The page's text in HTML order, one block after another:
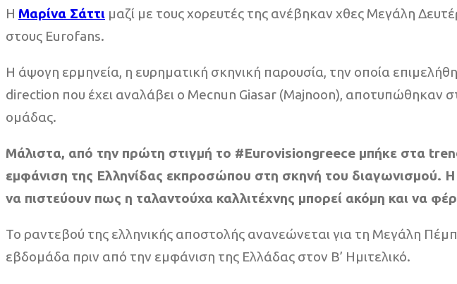
Η Μαρίνα Σάττι μαζί με τους χορευτές της ανέβηκαν χθες Μεγάλη
στους Eurofans.
Η άψογη ερμηνεία, η ευρηματική σκηνική παρουσία, την οποία
direction που έχει αναλάβει ο Mecnun Giasar (Majnoon), αποτυπώθηκαν
ομάδας.
Μάλιστα, από την πρώτη στιγμή το #Eurovisiongreece μπήκε στα
εμφάνιση της Ελληνίδας εκπροσώπου στη σκηνή του διαγωνισμού.
να πιστεύουν πως η ταλαντούχα καλλιτέχνης μπορεί ακόμη και να
Το ραντεβού της ελληνικής αποστολής ανανεώνεται για τη Μεγάλη
εβδομάδα πριν από την εμφάνιση της Ελλάδας στον Β’ Ημιτελικό.